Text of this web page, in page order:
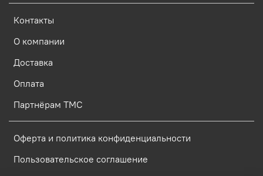
Контакты
О компании
Доставка
Оплата
Партнёрам ТМС
Оферта и политика конфиденциальности
Пользовательское соглашение